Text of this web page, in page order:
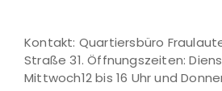
Kontakt: Quartiersbüro
Straße 31. Öffnungszeiten:
Mittwoch12 bis 16 Uhr und